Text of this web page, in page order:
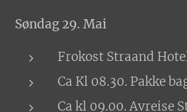
Søndag 29. Mai
Frokost Straand
Ca Kl 08.30. Pakke
Ca kl 09.00. Avreise